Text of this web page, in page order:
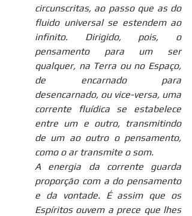
circunscritas, ao passo que as do
fluido universal se estendem ao
infinito. Dirigido, pois, o
pensamento para um ser
qualquer, na Terra ou no Espaço,
de encarnado para
desencarnado, ou vice-versa, uma
corrente fluídica se estabelece
entre um e outro, transmitindo
de um ao outro o pensamento,
como o ar transmite o som.
A energia da corrente guarda
proporção com a do pensamento
e da vontade. É assim que os
Espíritos ouvem a prece que lhes